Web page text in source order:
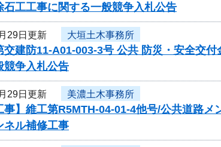
工工事に関する一般競争入札公告
29日更新 大垣土木事務所
交建防11-A01-003-3号 公共 防災・安全交
競争入札公告
29日更新 美濃土木事務所
事】維工第R5MTH-04-01-4他号/公共道路
ネル補修工事